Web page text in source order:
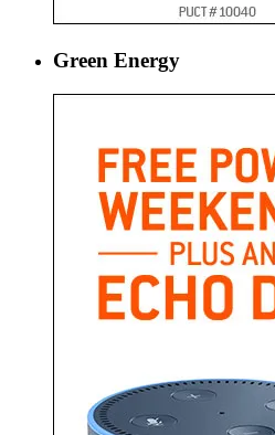
Green Energy